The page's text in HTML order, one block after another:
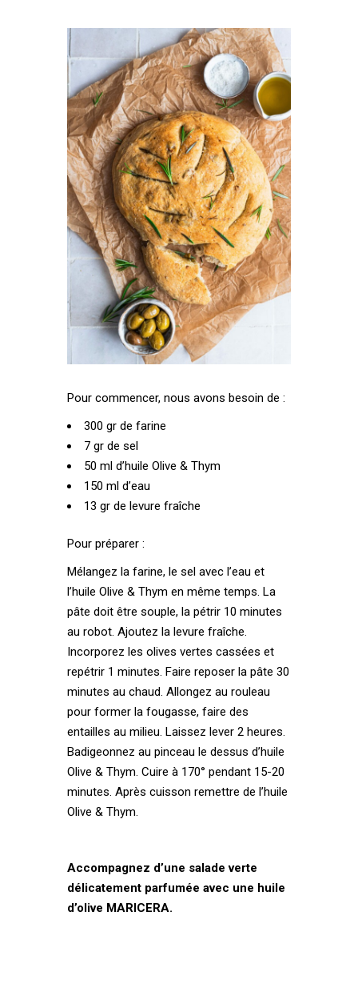
Pour commencer, nous avons besoin de :
300 gr de farine
7 gr de sel
50 ml d’huile Olive & Thym
150 ml d’eau
13 gr de levure fraîche
Pour préparer :
Mélangez la farine, le sel avec l’eau et
l’huile Olive & Thym en même temps. La
pâte doit être souple, la pétrir 10 minutes
au robot. Ajoutez la levure fraîche.
Incorporez les olives vertes cassées et
repétrir 1 minutes. Faire reposer la pâte 30
minutes au chaud. Allongez au rouleau
pour former la fougasse, faire des
entailles au milieu. Laissez lever 2 heures.
Badigeonnez au pinceau le dessus d’huile
Olive & Thym. Cuire à 170° pendant 15-20
minutes. Après cuisson remettre de l’huile
Olive & Thym.
Accompagnez d’une salade verte
délicatement parfumée avec une huile
d’olive MARICERA.